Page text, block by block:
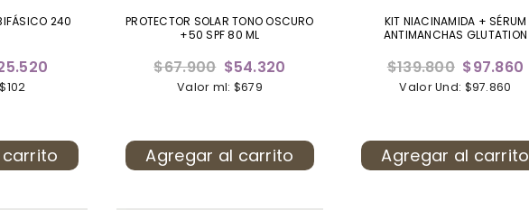
240
PROTECTOR SOLAR TONO OSCURO
+50 SPF 80 ML
Precio
habitual
$67.900 $54.320
Valor ml: $679
Agregar al carrito
KIT NIACINAMIDA + SÉRUM
ANTIMANCHAS GLUTATION
Precio
habitual
$139.800 $97.860
Valor Und: $97.860
Agregar al carrito